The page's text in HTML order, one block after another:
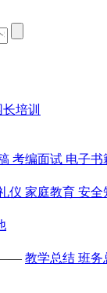
长培训
考编面试 电子书
仪 家庭教育 安全
教学总结 班务